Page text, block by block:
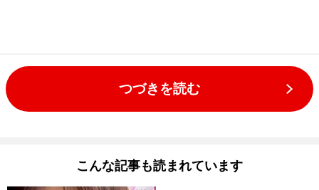
つづきを読む
こんな記事も読まれています